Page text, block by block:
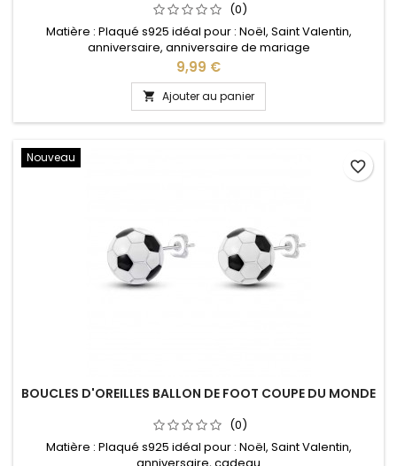
(0)
Matière : Plaqué s925 idéal pour : Noël, Saint Valentin,
anniversaire, anniversaire de mariage
Prix
9,99 €
 Ajouter au panier
Nouveau
BOUCLES D'OREILLES BALLON DE FOOT COUPE DU MONDE
(0)
Matière : Plaqué s925 idéal pour : Noël, Saint Valentin,
favorite_border